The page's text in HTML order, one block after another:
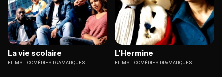
La vie scolaire
FILMS COMÉDIES DRAMATIQUES
L'Hermine
FILMS COMÉDIES DRAMATIQUES